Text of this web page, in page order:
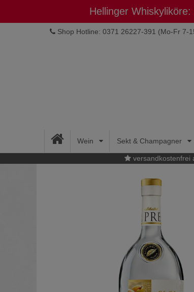
Hellinger
Shop Hotline: 0371 26227-391 (Mo-Fr 7-
Wein Sekt & Champagner
versandkostenfrei